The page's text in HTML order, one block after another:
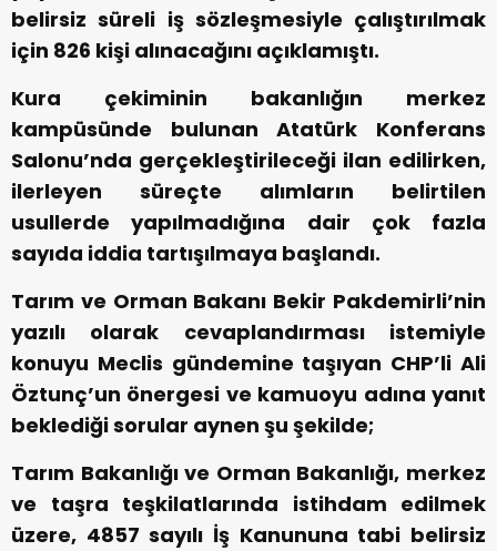
belirsiz süreli iş sözleşmesiyle çalıştırılmak
için 826 kişi alınacağını açıklamıştı.
Kura çekiminin bakanlığın merkez
kampüsünde bulunan Atatürk Konferans
Salonu’nda gerçekleştirileceği ilan edilirken,
ilerleyen süreçte alımların belirtilen
usullerde yapılmadığına dair çok fazla
sayıda iddia tartışılmaya başlandı.
Tarım ve Orman Bakanı Bekir Pakdemirli’nin
yazılı olarak cevaplandırması istemiyle
konuyu Meclis gündemine taşıyan CHP’li Ali
Öztunç’un önergesi ve kamuoyu adına yanıt
beklediği sorular aynen şu şekilde;
Tarım Bakanlığı ve Orman Bakanlığı, merkez
ve taşra teşkilatlarında istihdam edilmek
üzere, 4857 sayılı İş Kanununa tabi belirsiz